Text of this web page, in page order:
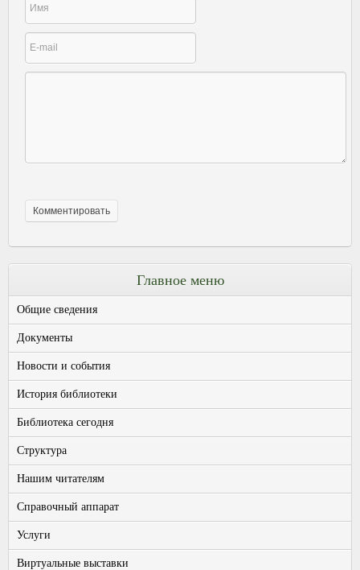
Главное меню
Общие сведения
Документы
Новости и события
История библиотеки
Библиотека сегодня
Структура
Нашим читателям
Справочный аппарат
Услуги
Виртуальные выставки